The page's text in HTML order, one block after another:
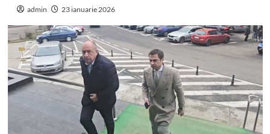
admin 23 ianuarie 2026